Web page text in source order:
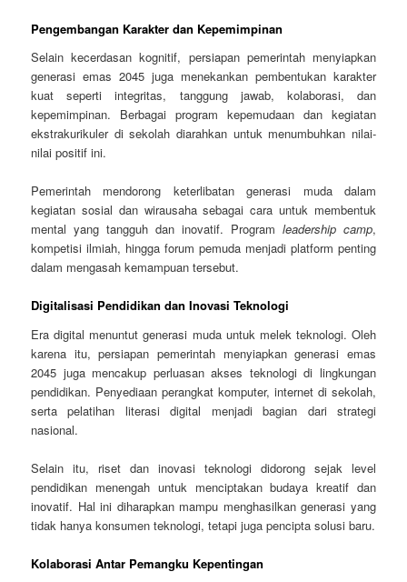
Pengembangan Karakter dan Kepemimpinan
Selain kecerdasan kognitif, persiapan pemerintah menyiapkan
generasi emas 2045 juga menekankan pembentukan karakter
kuat seperti integritas, tanggung jawab, kolaborasi, dan
kepemimpinan. Berbagai program kepemudaan dan kegiatan
ekstrakurikuler di sekolah diarahkan untuk menumbuhkan nilai-
nilai positif ini.
Pemerintah mendorong keterlibatan generasi muda dalam
kegiatan sosial dan wirausaha sebagai cara untuk membentuk
mental yang tangguh dan inovatif. Program leadership camp,
kompetisi ilmiah, hingga forum pemuda menjadi platform penting
dalam mengasah kemampuan tersebut.
Digitalisasi Pendidikan dan Inovasi Teknologi
Era digital menuntut generasi muda untuk melek teknologi. Oleh
karena itu, persiapan pemerintah menyiapkan generasi emas
2045 juga mencakup perluasan akses teknologi di lingkungan
pendidikan. Penyediaan perangkat komputer, internet di sekolah,
serta pelatihan literasi digital menjadi bagian dari strategi
nasional.
Selain itu, riset dan inovasi teknologi didorong sejak level
pendidikan menengah untuk menciptakan budaya kreatif dan
inovatif. Hal ini diharapkan mampu menghasilkan generasi yang
tidak hanya konsumen teknologi, tetapi juga pencipta solusi baru.
Kolaborasi Antar Pemangku Kepentingan